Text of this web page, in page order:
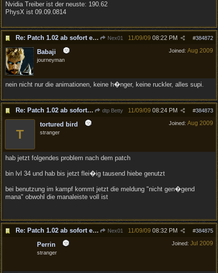
Nvidia Treiber ist der neuste: 190.62
PhysX ist 09.09.0814
Re: Patch 1.02 ab sofort erh�ltlich! Nex01 #384872
11/09/09 08:22 PM
Joined: Aug 2009
Babaji
journeyman
nein nicht nur die animationen, keine h�nger, keine ruckler, alles supi.
Re: Patch 1.02 ab sofort erh�ltlich! dtp Betty #384873
11/09/09 08:24 PM
Joined: Aug 2009
T
tortured bird
stranger
hab jetzt folgendes problem nach dem patch
bin lvl 34 und hab bis jetzt flei�ig tausend hiebe genutzt
bei benutzung im kampf kommt jetzt die meldung "nicht gen�gend
mana" obwohl die manaleiste voll ist
Re: Patch 1.02 ab sofort erh�ltlich! Nex01 #384875
11/09/09 08:32 PM
Joined: Jul 2009
Perrin
stranger